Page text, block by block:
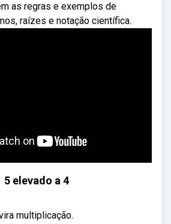
as regras e exemplos de
raízes e notação científica.
5 elevado a 4
multiplicação.